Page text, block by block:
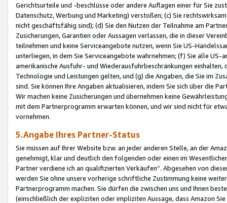
Gerichtsurteile und -beschlüsse oder andere Auflagen einer für Sie
Datenschutz, Werbung und Marketing) verstoßen; (c) Sie
nicht geschäftsfähig sind); (d) Sie den Nutzen der Teilnahme am
Zusicherungen, Garantien oder Aussagen verlassen, die in dieser
teilnehmen und keine Serviceangebote nutzen, wenn Sie US-
unterliegen, in dem Sie Serviceangebote wahrnehmen; (f) Sie alle
amerikanische Ausfuhr- und Wiederausfuhrbeschränkungen
Technologie und Leistungen gelten, und (g) die Angaben, die Sie im
sind. Sie können Ihre Angaben aktualisieren, indem Sie sich über die
Wir machen keine Zusicherungen und übernehmen keine
mit dem Partnerprogramm erwarten können, und wir sind nicht für
vornehmen.
5.Angabe Ihres Partner-Status
Sie müssen auf Ihrer Website bzw. an jeder anderen Stelle, an der
genehmigt, klar und deutlich den folgenden oder einen im
Partner verdiene ich an qualifizierten Verkäufen“. Abgesehen von
werden Sie ohne unsere vorherige schriftliche Zustimmung keine
Partnerprogramm machen. Sie dürfen die zwischen uns und Ihnen
(einschließlich der expliziten oder impliziten Aussage, dass Amazon